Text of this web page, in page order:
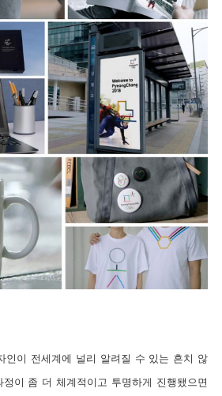
인이 전세계에 널리 알려질 수 있는 흔치 않
이 좀 더 체계적이고 투명하게 진행됐으면